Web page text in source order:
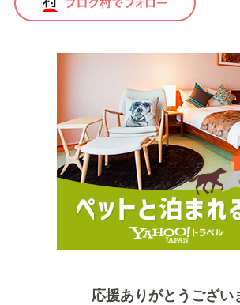
応援ありがとうござい